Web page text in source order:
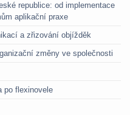
republice: od implementace
aplikační praxe
a zřizování objížděk
změny ve společnosti
po flexinovele